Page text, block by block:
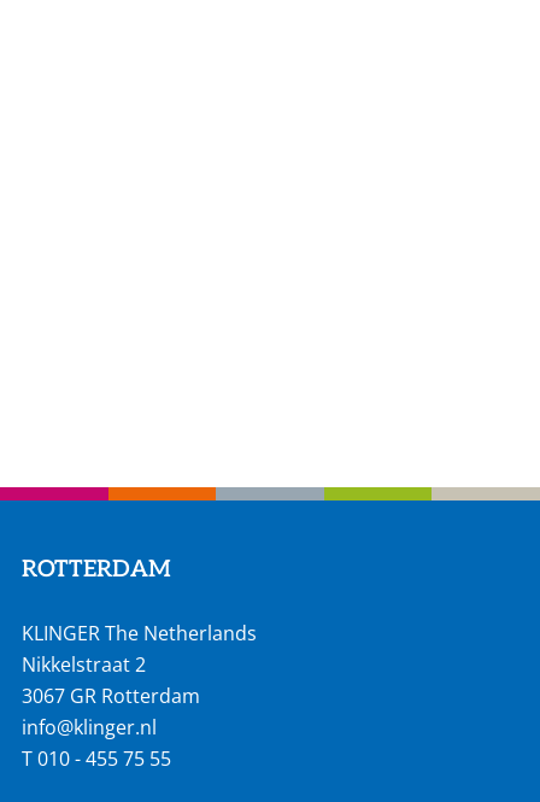
ROTTERDAM
KLINGER The Netherlands
Nikkelstraat 2
3067 GR Rotterdam
info@klinger.nl
T010 - 455 75 55